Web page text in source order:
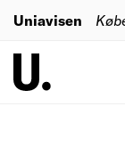
Uniavisen